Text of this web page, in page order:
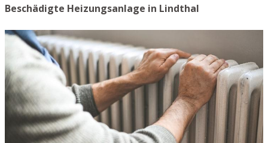
Beschädigte Heizungsanlage in Lindthal